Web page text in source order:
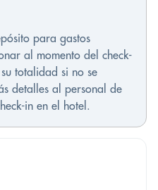
para gastos
al momento del check-
totalidad si no se
detalles al personal de
in en el hotel.